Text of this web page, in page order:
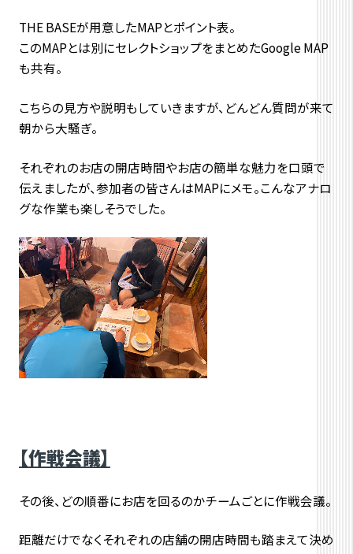
THE BASEが用意したMAPとポイント表。
このMAPとは別にセレクトショップをまとめたGoogle MAP
も共有。
こちらの見方や説明もしていきますが、どんどん質問が来て
朝から大騒ぎ。
それぞれのお店の開店時間やお店の簡単な魅力を口頭で
伝えましたが、参加者の皆さんはMAPにメモ。こんなアナロ
グな作業も楽しそうでした。
【作戦会議】
その後、どの順番にお店を回るのかチームごとに作戦会議。
距離だけでなくそれぞれの店舗の開店時間も踏まえて決め